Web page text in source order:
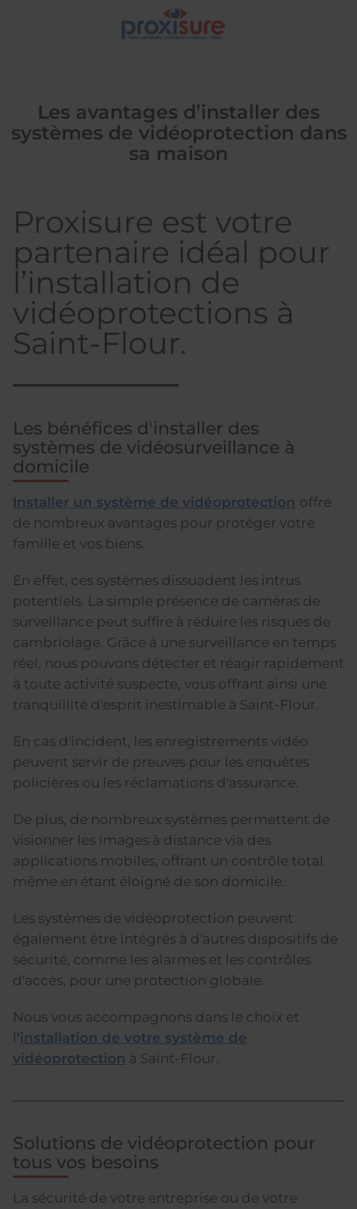
Les avantages d’installer des
systèmes de vidéoprotection dans
sa maison
Proxisure est votre
partenaire idéal pour
l’installation de
vidéoprotections à
Saint-Flour.
Les bénéfices d'installer des
systèmes de vidéosurveillance à
domicile
Installer un système de vidéoprotection offre
de nombreux avantages pour protéger votre
famille et vos biens.
En effet, ces systèmes dissuadent les intrus
potentiels. La simple présence de caméras de
surveillance peut suffire à réduire les risques de
cambriolage. Grâce à une surveillance en temps
réel, nous pouvons détecter et réagir rapidement
à toute activité suspecte, vous offrant ainsi une
tranquillité d'esprit inestimable à Saint-Flour.
En cas d'incident, les enregistrements vidéo
peuvent servir de preuves pour les enquêtes
policières ou les réclamations d'assurance.
De plus, de nombreux systèmes permettent de
visionner les images à distance via des
applications mobiles, offrant un contrôle total
même en étant éloigné de son domicile.
Les systèmes de vidéoprotection peuvent
également être intégrés à d'autres dispositifs de
sécurité, comme les alarmes et les contrôles
d'accès, pour une protection globale.
Nous vous accompagnons dans le choix et
'installation de votre système de
vidéoprotection à Saint-Flour.
Solutions de vidéoprotection pour
tous vos besoins
La sécurité de votre entreprise ou de votre